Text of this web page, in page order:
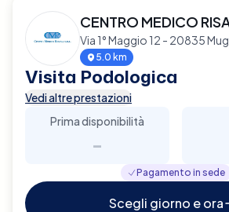
CENTRO MEDICO
Via 1° Maggio 12 - 20835
5.0 km
Visita Podologica
Vedi altre prestazioni
Prima disponibilità
-
Pagamento in sede
Scegli giorno e ora